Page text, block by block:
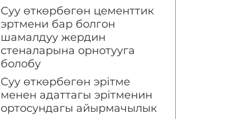
Суу өткөрбөгөн цементтик
эртмени бар болгон
шамалдуу жердин
стеналарына орнотууга
болобу
Суу өткөрбөгөн эрітме
менен адаттагы эрітменин
ортосундагы айырмачылык